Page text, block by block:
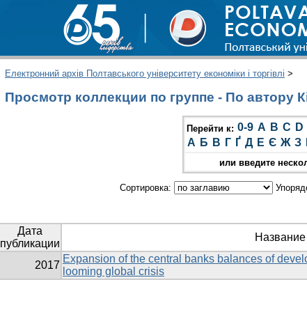
Електронний архів Полтавського університету економіки і торгівлі >
Просмотр коллекции по группе - По автору
Перейти к: 0-9 A B C D
А Б В Г Ґ Д Е Є Ж З
или введите
Сортировка:
Дата
публикации
Название
2017
Expansion of the central banks balances of
looming global crisis